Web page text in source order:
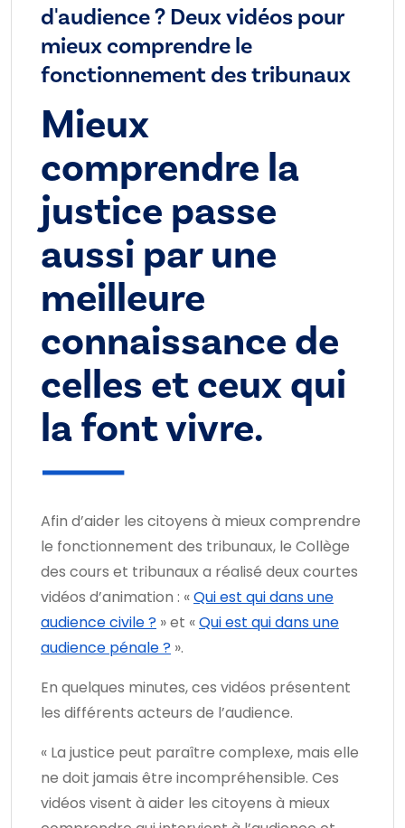
d'audience ? Deux vidéos pour
mieux comprendre le
fonctionnement des tribunaux
Mieux
comprendre la
justice passe
aussi par une
meilleure
connaissance de
celles et ceux qui
la font vivre.
Afin d’aider les citoyens à mieux comprendre
le fonctionnement des tribunaux, le Collège
des cours et tribunaux a réalisé deux courtes
vidéos d’animation : «Qui est qui dans une
audience civile ? » et «Qui est qui dans une
audience pénale ? ».
En quelques minutes, ces vidéos présentent
les différents acteurs de l’audience.
« La justice peut paraître complexe, mais elle
ne doit jamais être incompréhensible. Ces
vidéos visent à aider les citoyens à mieux